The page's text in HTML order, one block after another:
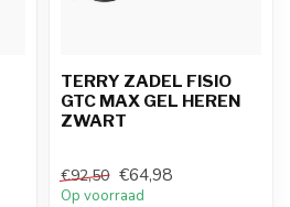
TERRY ZADEL FISIO
GTC MAX GEL HEREN
ZWART
€92,50 €64,98
Op voorraad